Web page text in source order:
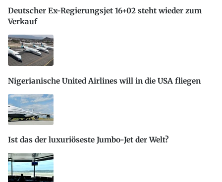
Deutscher Ex-Regierungsjet 16+02 steht wieder zum
Verkauf
Nigerianische United Airlines will in die USA fliegen
Ist das der luxuriöseste Jumbo-Jet der Welt?